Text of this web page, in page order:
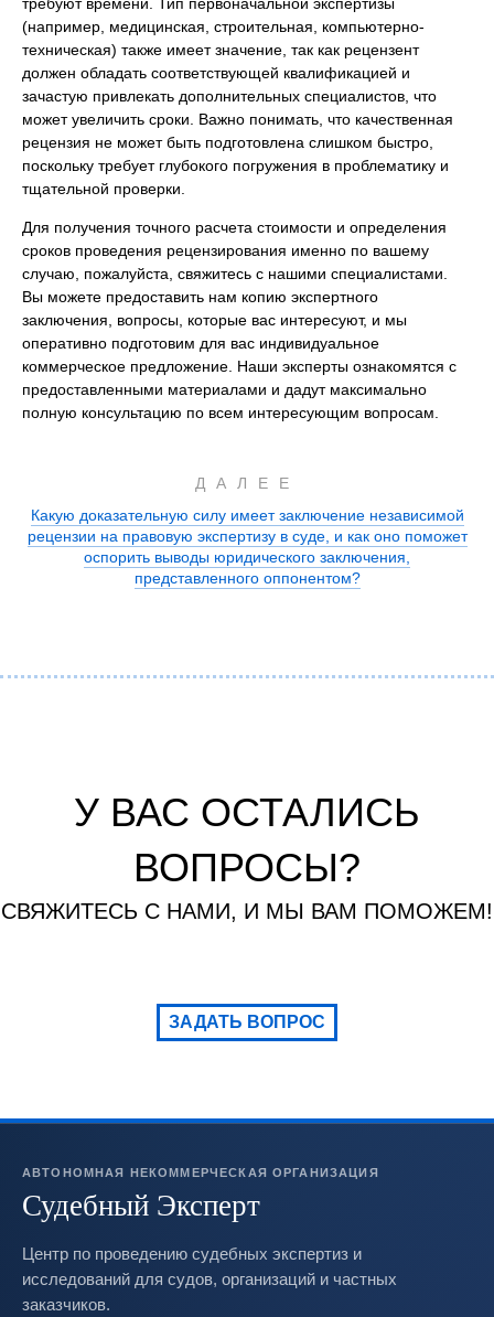
(например, медицинская, строительная, компьютерно-
техническая) также имеет значение, так как рецензент
должен обладать соответствующей квалификацией и
зачастую привлекать дополнительных специалистов, что
может увеличить сроки. Важно понимать, что качественная
рецензия не может быть подготовлена слишком быстро,
поскольку требует глубокого погружения в проблематику и
тщательной проверки.
Для получения точного расчета стоимости и определения
сроков проведения рецензирования именно по вашему
случаю, пожалуйста, свяжитесь с нашими специалистами.
Вы можете предоставить нам копию экспертного
заключения, вопросы, которые вас интересуют, и мы
оперативно подготовим для вас индивидуальное
коммерческое предложение. Наши эксперты ознакомятся с
предоставленными материалами и дадут максимально
полную консультацию по всем интересующим вопросам.
ДАЛЕЕ
Какую доказательную силу имеет заключение независимой
рецензии на правовую экспертизу в суде, и как оно поможет
оспорить выводы юридического заключения,
представленного оппонентом?
У ВАС ОСТАЛИСЬ
ВОПРОСЫ?
СВЯЖИТЕСЬ С НАМИ, И МЫ ВАМ ПОМОЖЕМ!
ЗАДАТЬ ВОПРОС
АВТОНОМНАЯ НЕКОММЕРЧЕСКАЯ ОРГАНИЗАЦИЯ
Судебный Эксперт
Центр по проведению судебных экспертиз и
исследований для судов, организаций и частных
заказчиков.